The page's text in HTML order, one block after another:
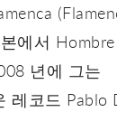
에서 Hombre
년에 그는
레코드 Pablo